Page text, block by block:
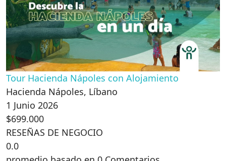
Tour Hacienda Nápoles con Alojamiento
Hacienda Nápoles, Líbano
1 Junio 2026
$699.000
RESEÑAS DE NEGOCIO
0.0